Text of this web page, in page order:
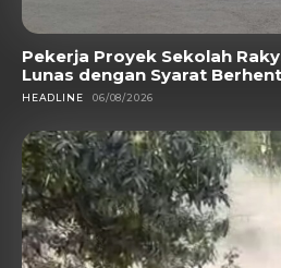
Pekerja Proyek Sekolah
Lunas dengan Syarat
HEADLINE 06/08/2026